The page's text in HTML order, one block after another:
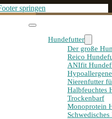
springen
Hundefutter
Der große
Reico
ANIfit
Nierenfutter
Halbfeuchtes
Trockenbarf
Monoprotein